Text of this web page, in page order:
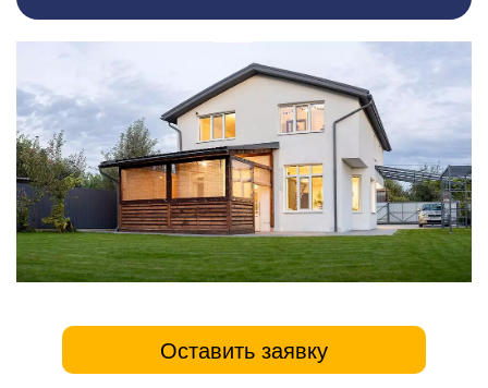
Оставить заявку